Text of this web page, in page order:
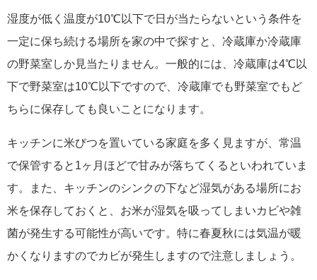
湿度が低く温度が10℃以下で日が当たらないという条件を
一定に保ち続ける場所を家の中で探すと、冷蔵庫か冷蔵庫
の野菜室しか見当たりません。一般的には、冷蔵庫は4℃以
下で野菜室は10℃以下ですので、冷蔵庫でも野菜室でもど
ちらに保存しても良いことになります。
キッチンに米びつを置いている家庭を多く見ますが、常温
で保管すると1ヶ月ほどで甘みが落ちてくるといわれていま
す。また、キッチンのシンクの下など湿気がある場所にお
米を保存しておくと、お米が湿気を吸ってしまいカビや雑
菌が発生する可能性が高いです。特に春夏秋には気温が暖
かくなりますのでカビが発生しますので注意しましょう。